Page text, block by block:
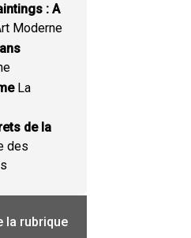
: A
Moderne
La
de la
des
la rubrique